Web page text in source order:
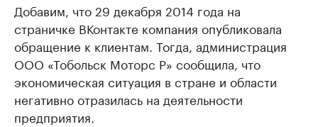
Добавим, что 29 декабря 2014 года на
страничке ВКонтакте компания опубликовала
обращение к клиентам. Тогда, администрация
ООО «Тобольск Моторс Р» сообщила, что
экономическая ситуация в стране и области
негативно отразилась на деятельности
предприятия.